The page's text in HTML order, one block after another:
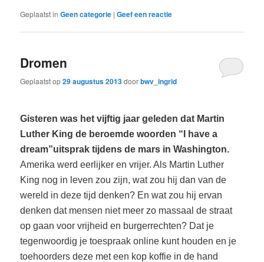
Geplaatst in Geen categorie |Geef een reactie
Dromen
Geplaatst op29 augustus 2013doorbwv_ingrid
Gisteren was het vijftig jaar geleden dat Martin
Luther King de beroemde woorden “I have a
dream”uitsprak tijdens de mars in Washington.
Amerika werd eerlijker en vrijer. Als Martin Luther
King nog in leven zou zijn, wat zou hij dan van de
wereld in deze tijd denken? En wat zou hij ervan
denken dat mensen niet meer zo massaal de straat
op gaan voor vrijheid en burgerrechten? Dat je
tegenwoordig je toespraak online kunt houden en je
toehoorders deze met een kop koffie in de hand